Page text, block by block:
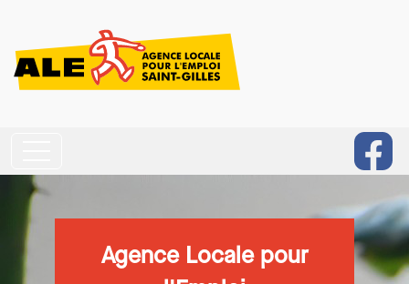
Aller au contenu principal
Agence Locale pour